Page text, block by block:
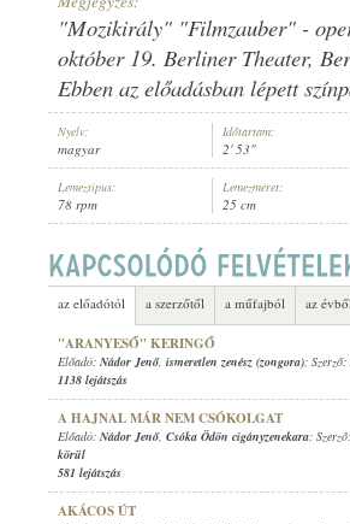
ELŐADÓ: SOÓS MARGIT
"Mozikirály" "Filmzauber" -
október 19. Berliner Theater,
Ebben az előadásban lépett
Nyelv:
magyar
Időtartam:
2' 53"
Lemeztípus:
78 rpm
Lemezméret:
25 cm
az előadótól a szerzőtől a műfajból az
"ARANYESŐ" KERINGŐ
Előadó: Nádor Jenő, ismeretlen zenész (zongora); Szerző:
1138 lejátszás
A HAJNAL MÁR NEM CSÓKOLGAT
Előadó: Nádor Jenő, Csóka Ödön cigányzenekara; Szerző:
körül
581 lejátszás
AKÁCOS ÚT